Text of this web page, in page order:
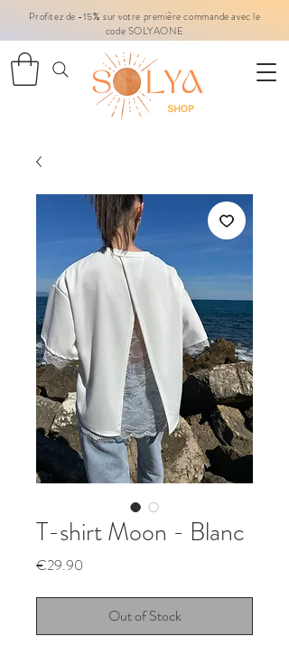
Profitez de -15% sur votre première commande avec le
code SOLYAONE
T-shirt Moon - Blanc
€29.90
Out of Stock